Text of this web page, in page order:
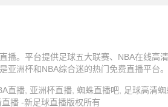
播。平台提供足球五大联赛、NBA在线高
洲杯和NBA综合迷的热门免费直播平台。
播, 亚洲杯直播, 蜘蛛直播吧, 足球高清蜘
播 -新足球直播版权所有